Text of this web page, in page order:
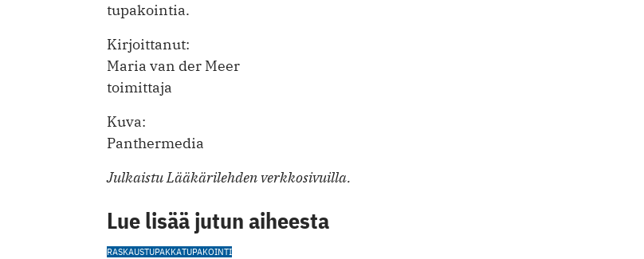
tupakointia.
Kirjoittanut:
Maria van der Meer
toimittaja
Kuva:
Panthermedia
Julkaistu Lääkärilehden verkkosivuilla.
Lue lisää jutun aiheesta
RASKAUSTUPAKKATUPAKOINTI